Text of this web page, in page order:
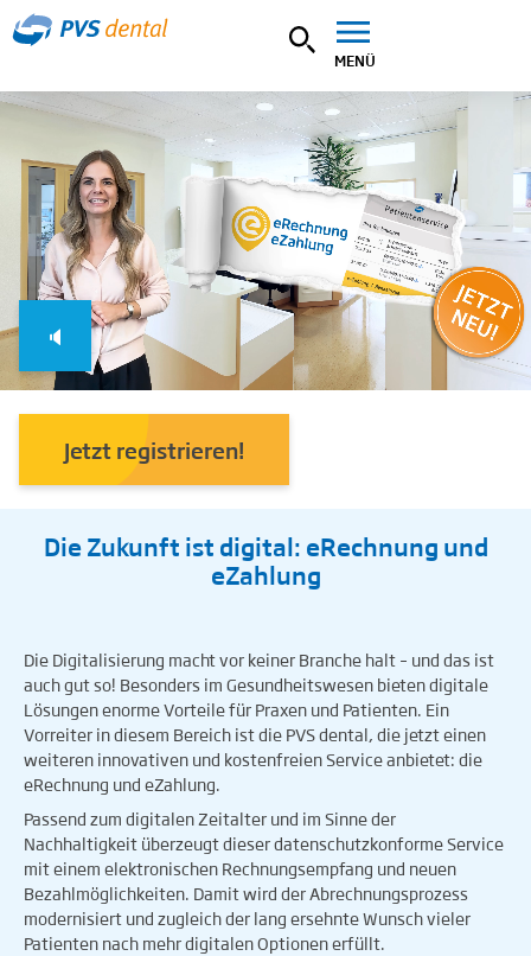
MENÜ
🔈
Jetzt registrieren!
Die Zukunft ist digital: eRechnung und
eZahlung
Die Digitalisierung macht vor keiner Branche halt – und das ist
auch gut so! Besonders im Gesundheitswesen bieten digitale
Lösungen enorme Vorteile für Praxen und Patienten. Ein
Vorreiter in diesem Bereich ist die PVS dental, die jetzt einen
weiteren innovativen und kostenfreien Service anbietet: die
eRechnung und eZahlung.
Passend zum digitalen Zeitalter und im Sinne der
Nachhaltigkeit überzeugt dieser datenschutzkonforme Service
mit einem elektronischen Rechnungsempfang und neuen
Bezahlmöglichkeiten. Damit wird der Abrechnungsprozess
modernisiert und zugleich der lang ersehnte Wunsch vieler
Patienten nach mehr digitalen Optionen erfüllt.